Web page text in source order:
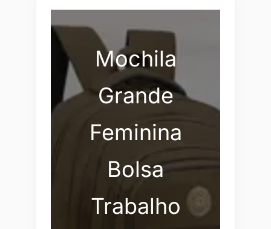
Mochila
Grande
Feminina
Bolsa
Trabalho